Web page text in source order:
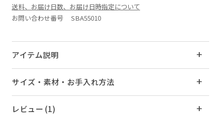
送料、お届け日数、お届け日時指定について
お問い合わせ番号 SBA55010
アイテム説明
サイズ・素材・お手入れ方法
レビュー (1)